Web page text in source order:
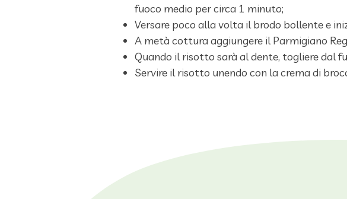
fuoco medio per circa 1 minuto;
Versare poco alla volta il brodo bollente e
A metà cottura aggiungere il Parmigiano
Quando il risotto sarà al dente, togliere dal
Servire il risotto unendo con la crema di